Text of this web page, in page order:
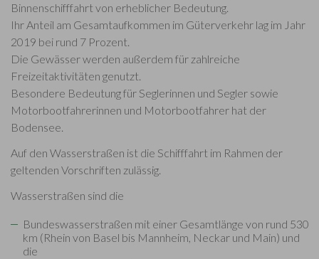
Binnenschifffahrt von erheblicher Bedeutung.
Ihr Anteil am Gesamtaufkommen im Güterverkehr lag im Jahr
2019 bei rund 7 Prozent.
Die Gewässer werden außerdem für zahlreiche
Freizeitaktivitäten genutzt.
Besondere Bedeutung für Seglerinnen und Segler sowie
Motorbootfahrerinnen und Motorbootfahrer hat der
Bodensee.
Auf den Wasserstraßen ist die Schifffahrt im Rahmen der
geltenden Vorschriften zulässig.
Wasserstraßen sind die
Bundeswasserstraßen mit einer Gesamtlänge von rund 530
km (Rhein von Basel bis Mannheim, Neckar und Main) und
die